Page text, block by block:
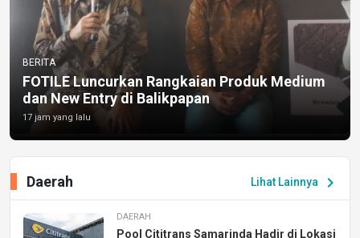
BERITA
FOTILE Luncurkan Rangkaian Produk Medium
dan New Entry di Balikpapan
17 jam yang lalu
Lihat Lainnya chevron_right
Daerah
DAERAH
Pool Cititrans Samarinda Hadir di Lokasi